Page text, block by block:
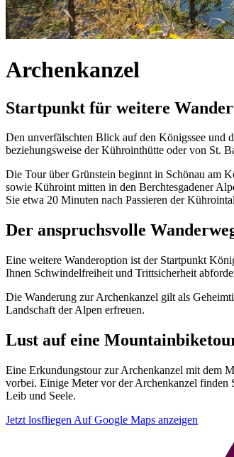
Archenkanzel
Startpunkt für weitere
Den unverfälschten Blick auf den Königssee und
beziehungsweise der Kührointhütte oder von St.
Die Tour über Grünstein beginnt in Schönau am
sowie Kühroint mitten in den Berchtesgadener
Sie etwa 20 Minuten nach Passieren der
Der anspruchsvolle
Eine weitere Wanderoption ist der Startpunkt
Ihnen Schwindelfreiheit und Trittsicherheit
Die Wanderung zur Archenkanzel gilt als
Landschaft der Alpen erfreuen.
Lust auf eine
Eine Erkundungstour zur Archenkanzel mit dem
vorbei. Einige Meter vor der Archenkanzel finden
Leib und Seele.
Jetzt losfliegen Auf Google Maps anzeigen